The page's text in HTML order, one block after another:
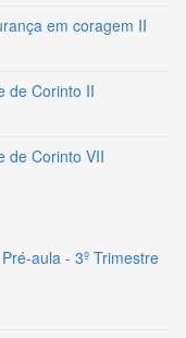
em coragem II
de Corinto II
de Corinto VII
aula - 3º Trimestre